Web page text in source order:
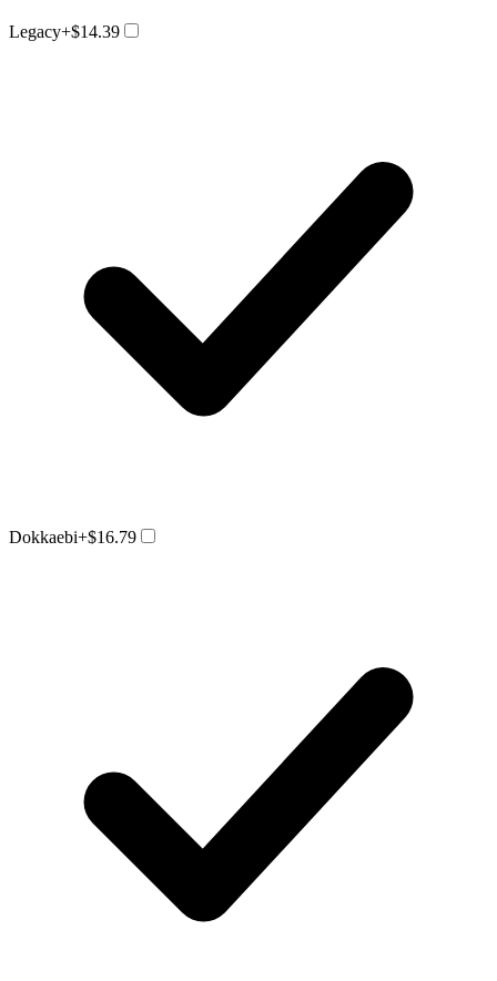
Legacy+$14.39
Dokkaebi+$16.79